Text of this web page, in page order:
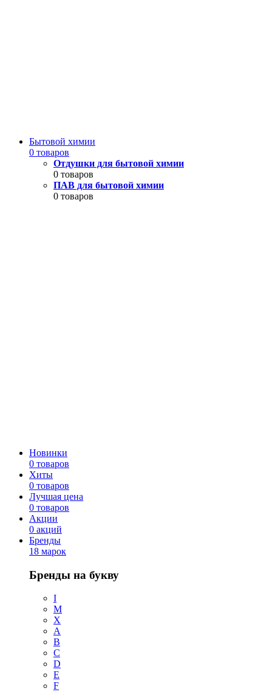
Бытовой химии
0 товаров
Отдушки для бытовой химии
0 товаров
ПАВ для бытовой химии
0 товаров
Новинки
0 товаров
Хиты
0 товаров
Лучшая цена
0 товаров
Акции
0 акций
Бренды
18 марок
Бренды на букву
I
M
X
A
B
C
D
E
F